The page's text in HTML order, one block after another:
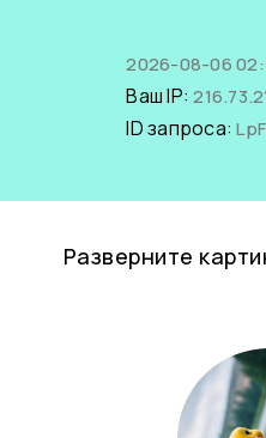
2026-08-06
Ваш IP:
ID запроса:
Разверните